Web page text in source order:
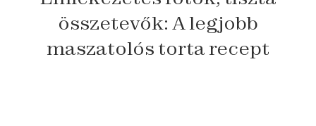
összetevők: A legjobb
maszatolós torta recept